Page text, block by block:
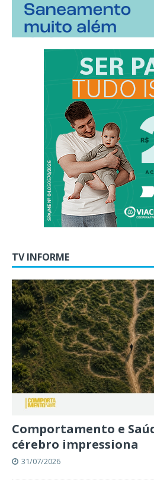
TV INFORME
Comportamento e
cérebro impressiona
31/07/2026